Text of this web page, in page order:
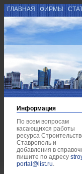
ГЛАВНАЯ ФИРМЫ
Информация
По всем вопросам
касающихся работы
ресурса
Ставрополь и
добавления в
пишите по адресу
portal@list.ru.